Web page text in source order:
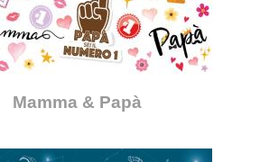
Mamma & Papà